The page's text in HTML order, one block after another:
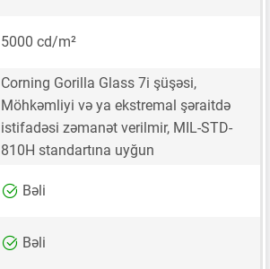
5000 cd/m²
Corning Gorilla Glass 7i şüşəsi,
Möhkəmliyi və ya ekstremal şəraitdə
istifadəsi zəmanət verilmir, MIL-STD-
810H standartına uyğun
Bəli
Bəli